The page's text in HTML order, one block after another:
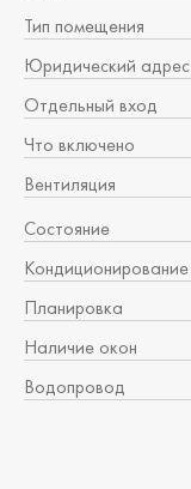
Тип помещения
Юридический адрес
Отдельный вход
Что включено
Вентиляция
Состояние
Кондиционирование
Планировка
Наличие окон
Водопровод